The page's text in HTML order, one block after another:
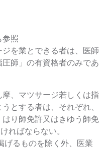
参照
を業とできる者は、医師
師」の有資格者のみであ
、マツサージ若しくは指
とする者は、それぞれ、
り師免許又はきゆう師免
ればならない。
るものを除く外、医業